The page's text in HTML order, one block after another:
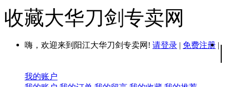
收藏大华刀剑专卖网
嗨，欢迎来到阳江大华刀剑专卖网! 请登录 | 免费注册 | |
我的账户